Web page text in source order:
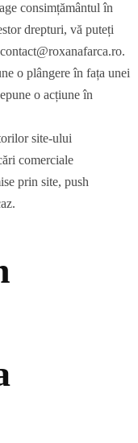
consimțământul în
drepturi, vă puteți
o plângere în fața unei
o acțiune în
site-ului
comerciale
prin site, push